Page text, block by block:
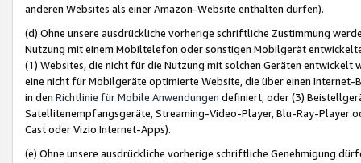
anderen Websites als einer Amazon-Website enthalten dürfen).
(d) Ohne unsere ausdrückliche vorherige schriftliche Zustimmung
Nutzung mit einem Mobiltelefon oder sonstigen Mobilgerät
(1) Websites, die nicht für die Nutzung mit solchen Geräten
eine nicht für Mobilgeräte optimierte Website, die über einen
in den Richtlinie für Mobile Anwendungen definiert, oder (3)
Satellitenempfangsgeräte, Streaming-Video-Player, Blu-Ray-Player
Cast oder Vizio Internet-Apps).
(e) Ohne unsere ausdrückliche vorherige schriftliche Genehmigung